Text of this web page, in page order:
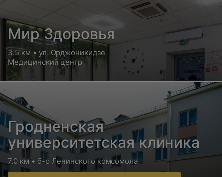
Мир Здоровья
3.5 км • ул. Орджоникидзе
Медицинский центр
Гродненская
университетская клиника
7.0 км • б-р Ленинского комсомола